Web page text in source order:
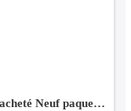
Oppo A60 6/128 5G Cacheté Neuf paquet fermé # validé ✔️